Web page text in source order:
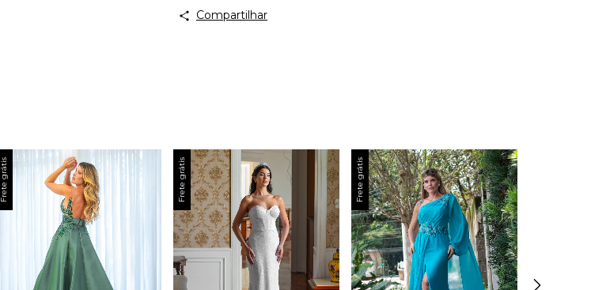
Compartilhar
Frete grátis Frete grátis Frete grátis